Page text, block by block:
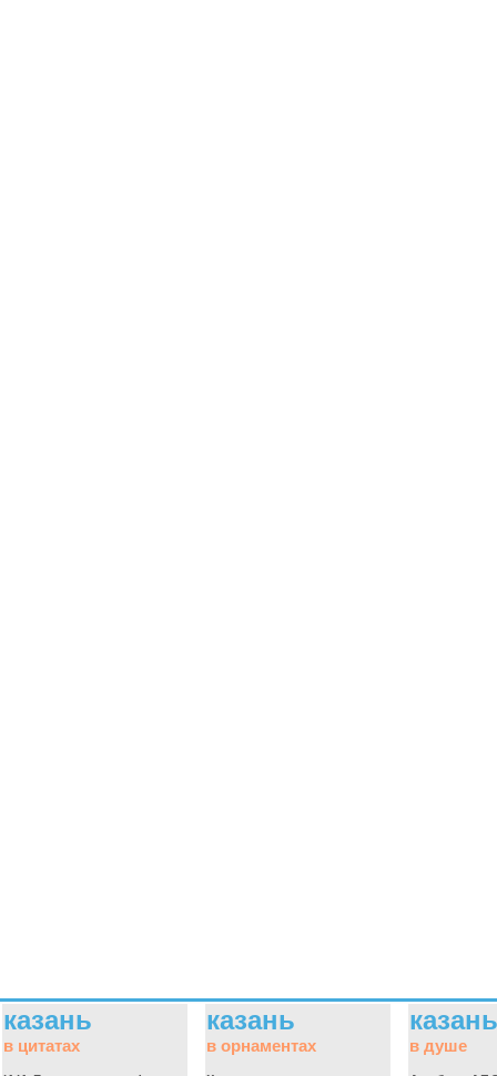
казань
в цитатах
казань
в орнаментах
казань
в душе